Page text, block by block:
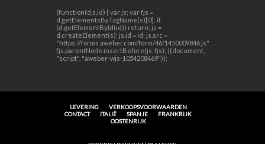
(function(d,s,id) { var js; var fjs =
d.getElementsByTagName(s)[0]; if
(d.getElementById(id)) return; js =
d.createElement(s); js.id = id; js.src =
"https://forms.aweber.com/form/46/1450009846.js";
fjs.parentNode.insertBefore(js, fjs); }(document,
"script", "aweber-wjs-1054208469"));
LEVERING
VERKOOPSVOORWAARDEN
CONTACT
ITALIË SPANJE
FRANKRIJK
OOSTENRIJK